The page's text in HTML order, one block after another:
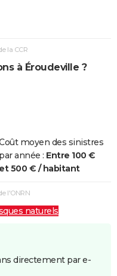
la CCR
à Éroudeville ?
moyen des sinistres
par année : Entre 100 €
et 500 € / habitant
l'ONRN
naturels
directement par e-